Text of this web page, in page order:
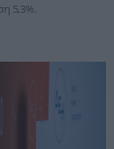
5,3%.